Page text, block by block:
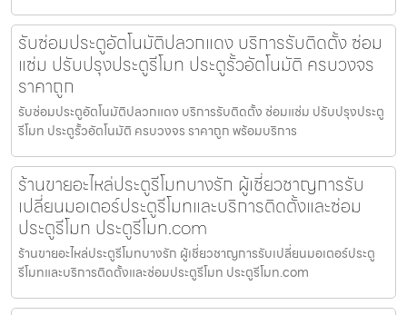
รับซ่อมประตูอัตโนมัติปลวกแดง บริการรับติดตั้ง ซ่อม
แซ่ม ปรับปรุงประตูรีโมท ประตูรั้วอัตโนมัติ ครบวงจร
ราคาถูก
รับซ่อมประตูอัตโนมัติปลวกแดง บริการรับติดตั้ง ซ่อมแซ่ม ปรับปรุงประตู
รีโมท ประตูรั้วอัตโนมัติ ครบวงจร ราคาถูก พร้อมบริการ
ร้านขายอะไหล่ประตูรีโมทบางรัก ผู้เชี่ยวชาญการรับ
เปลี่ยนมอเตอร์ประตูรีโมทและบริการติดตั้งและซ่อม
ประตูรีโมท ประตูรีโมท.com
ร้านขายอะไหล่ประตูรีโมทบางรัก ผู้เชี่ยวชาญการรับเปลี่ยนมอเตอร์ประตู
รีโมทและบริการติดตั้งและซ่อมประตูรีโมท ประตูรีโมท.com